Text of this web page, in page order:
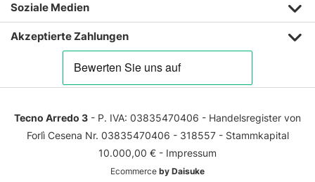
Soziale Medien
Akzeptierte Zahlungen
Tecno Arredo 3 - P. IVA: 03835470406 - Handelsregister von
Forlì Cesena Nr. 03835470406 - 318557 - Stammkapital
10.000,00 € - Impressum
Ecommerce by Daisuke